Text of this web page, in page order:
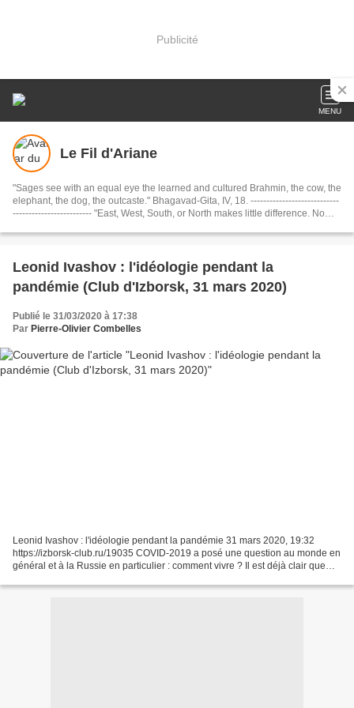
Publicité
MENU
Le Fil d'Ariane
"Sages see with an equal eye the learned and cultured Brahmin, the cow, the
elephant, the dog, the outcaste." Bhagavad-Gita, IV, 18. ----------------------------
------------------------- "East, West, South, or North makes little difference. No
within. If you travel within, you’ll travel the whole wide world and beyond." .
Rakshitah ( धर्मो रक्षति रक्षितः): "The Dharma protects those who protect it."
Leonid Ivashov : l'idéologie pendant la
pandémie (Club d'Izborsk, 31 mars 2020)
Publié le 31/03/2020 à 17:38
Par Pierre-Olivier Combelles
Leonid Ivashov : l'idéologie pendant la pandémie 31 mars 2020, 19:32
https://izborsk-club.ru/19035 COVID-2019 a posé une question au monde en
général et à la Russie en particulier : comment vivre ? Il est déjà clair que